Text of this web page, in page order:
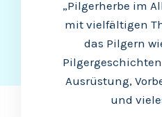
„Pilgerherbe im
mit vielfältigen
das Pilgern
Ausrüstung,
und